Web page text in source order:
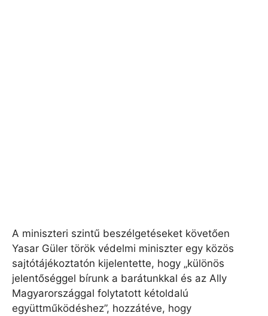
A miniszteri szintű beszélgetéseket követően
Yasar Güler török ​​védelmi miniszter egy közös
sajtótájékoztatón kijelentette, hogy „különös
jelentőséggel bírunk a barátunkkal és az Ally
Magyarországgal folytatott kétoldalú
együttműködéshez”, hozzátéve, hogy